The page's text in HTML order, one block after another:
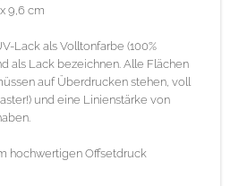
9,6 cm
Lack als Volltonfarbe (100%
als Lack bezeichnen. Alle Flächen
auf Überdrucken stehen, voll
und eine Linienstärke von
hochwertigen Offsetdruck